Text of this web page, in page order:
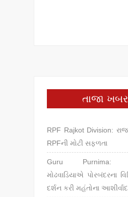
તાજા ખબર
RPF Rajkot Division:
RPFની મોટી સફળતા
Guru Purnima:
મોઢવાડિયાએ પોરબંદરના
દર્શન કરી મહંતોના